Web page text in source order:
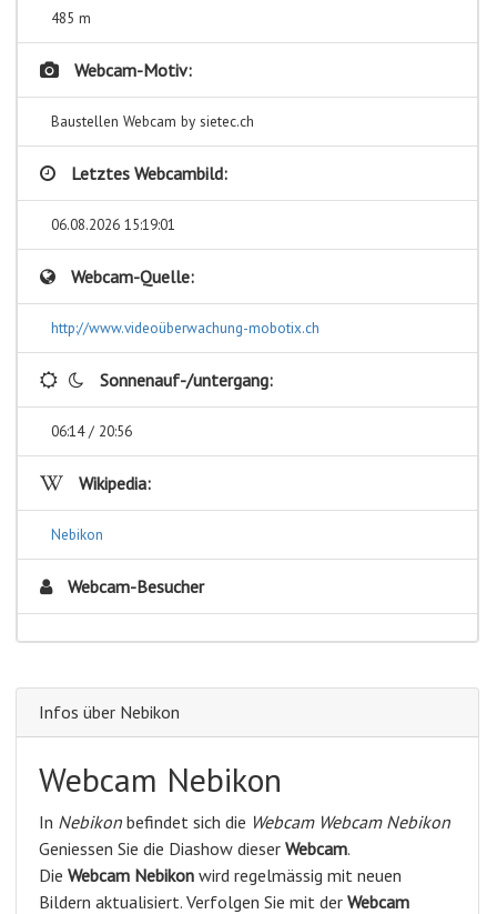
485 m
Webcam-Motiv:
Baustellen Webcam by sietec.ch
Letztes Webcambild:
06.08.2026 15:19:01
Webcam-Quelle:
http://www.videoüberwachung-mobotix.ch
Sonnenauf-/untergang:
06:14 / 20:56
Wikipedia:
Nebikon
Webcam-Besucher
Infos über Nebikon
Webcam Nebikon
In Nebikon befindet sich die Webcam Webcam Nebikon
Geniessen Sie die Diashow dieser Webcam.
Die Webcam Nebikon wird regelmässig mit neuen
Bildern aktualisiert. Verfolgen Sie mit der Webcam